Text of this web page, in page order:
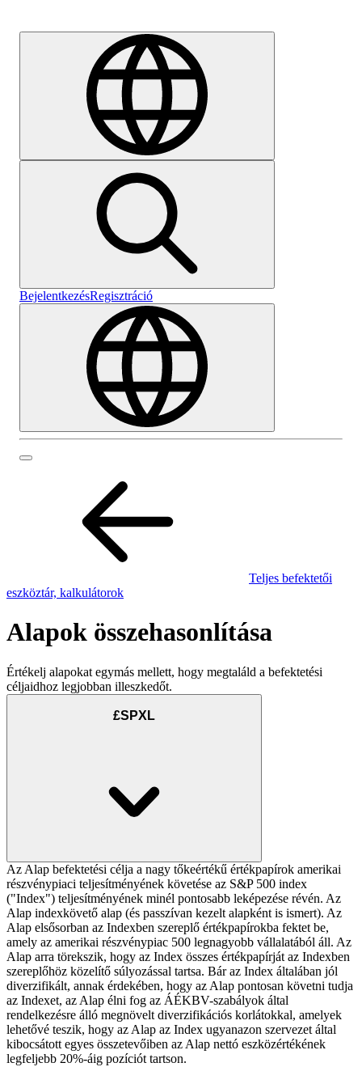
BejelentkezésRegisztráció
Teljes befektetői
eszköztár, kalkulátorok
Alapok összehasonlítása
Értékelj alapokat egymás mellett, hogy megtaláld a befektetési
céljaidhoz legjobban illeszkedőt.
£SPXL
Az Alap befektetési célja a nagy tőkeértékű értékpapírok amerikai
részvénypiaci teljesítményének követése az S&P 500 index
("Index") teljesítményének minél pontosabb leképezése révén. Az
Alap indexkövető alap (és passzívan kezelt alapként is ismert). Az
Alap elsősorban az Indexben szereplő értékpapírokba fektet be,
amely az amerikai részvénypiac 500 legnagyobb vállalatából áll. Az
Alap arra törekszik, hogy az Index összes értékpapírját az Indexben
szereplőhöz közelítő súlyozással tartsa. Bár az Index általában jól
diverzifikált, annak érdekében, hogy az Alap pontosan követni tudja
az Indexet, az Alap élni fog az ÁÉKBV-szabályok által
rendelkezésre álló megnövelt diverzifikációs korlátokkal, amelyek
lehetővé teszik, hogy az Alap az Index ugyanazon szervezet által
kibocsátott egyes összetevőiben az Alap nettó eszközértékének
legfeljebb 20%-áig pozíciót tartson.